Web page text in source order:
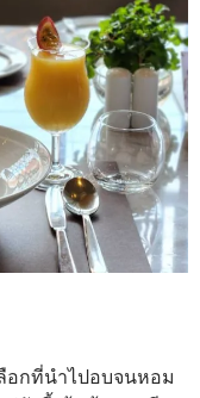
อกที่นำไปอบจนหอม